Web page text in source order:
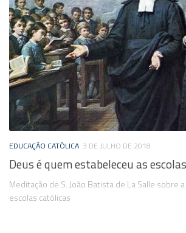
EDUCAÇÃO CATÓLICA 3 DE JULHO DE 2018
Deus é quem estabeleceu as
Meditação de S. João Batista de La Salle sobre
escolas católicas